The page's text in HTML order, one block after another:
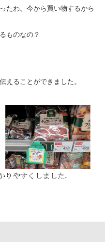
たわ。今から買い物するから
ものなの？
伝えることができました。